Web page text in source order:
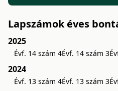
Lapszámok éves
2025
Évf. 14 szám 4Évf. 14 szám 3
2024
Évf. 13 szám 4Évf. 13 szám 3